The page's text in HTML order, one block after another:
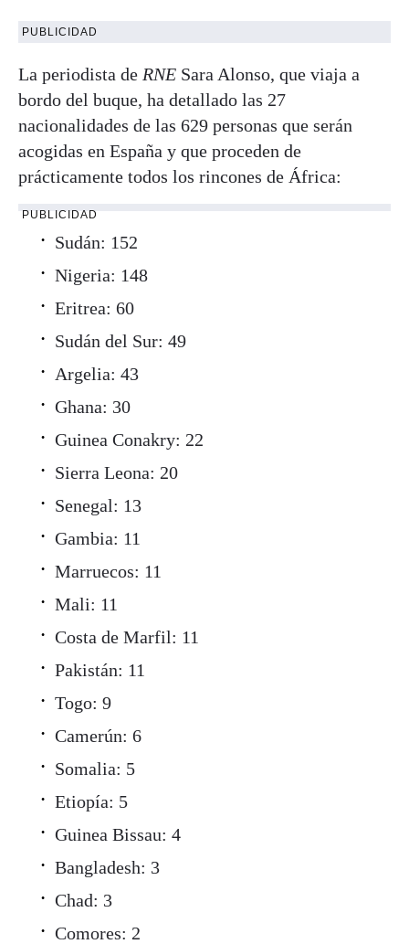
PUBLICIDAD
La periodista de RNE Sara Alonso, que viaja a
bordo del buque, ha detallado las 27
nacionalidades de las 629 personas que serán
acogidas en España y que proceden de
prácticamente todos los rincones de África:
PUBLICIDAD
Sudán: 152
Nigeria: 148
Eritrea: 60
Sudán del Sur: 49
Argelia: 43
Ghana: 30
Guinea Conakry: 22
Sierra Leona: 20
Senegal: 13
Gambia: 11
Marruecos: 11
Mali: 11
Costa de Marfil: 11
Pakistán: 11
Togo: 9
Camerún: 6
Somalia: 5
Etiopía: 5
Guinea Bissau: 4
Bangladesh: 3
Chad: 3
Comores: 2